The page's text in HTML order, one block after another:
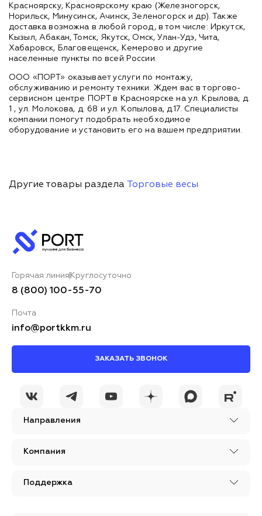
Красноярску, Красноярскому краю (Железногорск,
Норильск, Минусинск, Ачинск, Зеленогорск и др). Также
доставка возможна в любой город, в том числе: Иркутск,
Кызыл, Абакан, Томск, Якутск, Омск, Улан-Удэ, Чита,
Хабаровск, Благовещенск, Кемерово и другие
населенные пункты по всей России.
ООО «ПОРТ» оказывает услуги по монтажу,
обслуживанию и ремонту техники. Ждем вас в торгово-
сервисном центре ПОРТ в Красноярске на ул. Крылова, д.
1 , ул. Молокова, д. 68 и ул. Копылова, д.17. Специалисты
компании помогут подобрать необходимое
оборудование и установить его на вашем предприятии.
Другие товары раздела Торговые весы
Направления
Компания
Поддержка
Горячая линия Круглосуточно
8 (800) 100-55-70
Почта
info@portkkm.ru
ЗАКАЗАТЬ ЗВОНОК